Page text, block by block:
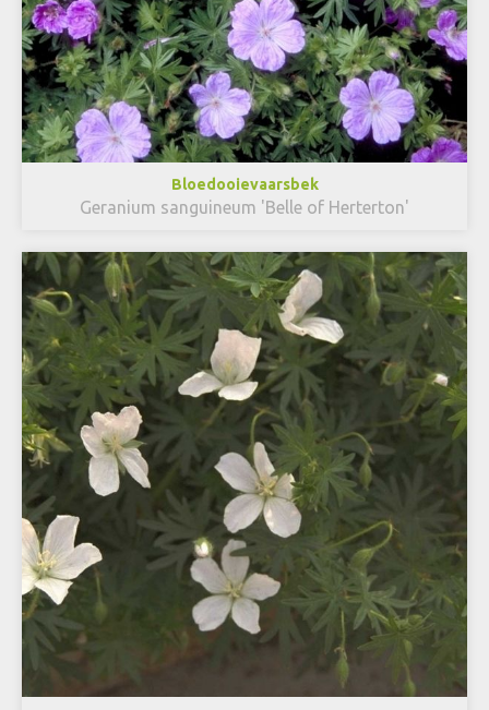
Bloedooievaarsbek
Geranium sanguineum 'Belle of Herterton'